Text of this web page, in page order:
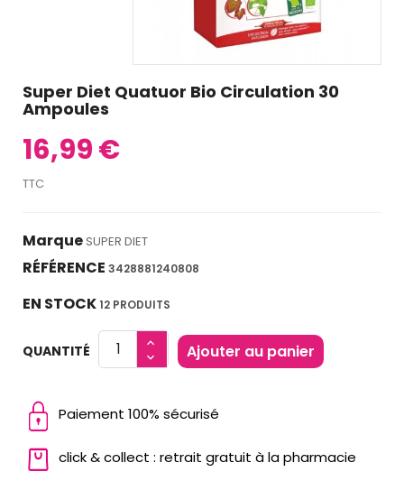
Super Diet Quatuor Bio Circulation 30
Ampoules
16,99 €
TTC
MarqueSUPER DIET
RÉFÉRENCE 3428881240808
EN STOCK12 PRODUITS
QUANTITÉ Ajouter au panier
Paiement 100% sécurisé
click & collect : retrait gratuit à la pharmacie